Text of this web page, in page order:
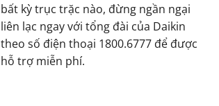
bất kỳ trục trặc nào, đừng ngần ngại
liên lạc ngay với tổng đài của Daikin
theo số điện thoại 1800.6777 để được
hỗ trợ miễn phí.